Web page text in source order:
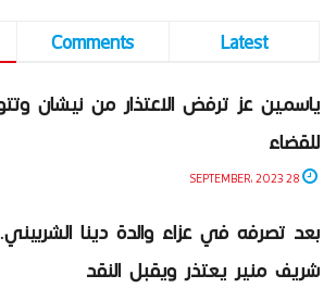
Comments
Latest
ياسمين عز ترفض الاعتذار من نيشان
للقضاء
بعد تصرفه في عزاء والدة دينا
شريف منير يعتذر ويقبل النقد